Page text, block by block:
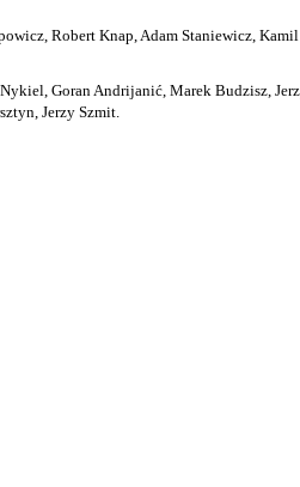
Robert Knap, Adam Staniewicz,
Goran Andrijanić, Marek Budzisz,
Jerzy Szmit.